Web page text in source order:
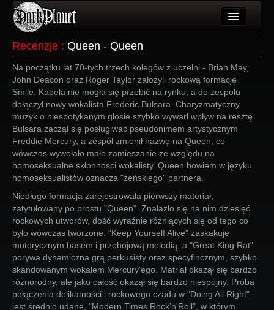
Wydarzenia
Galeria
Forum
Więcej
Login
Recenzje : Queen - Queen
Na początku lat 70-tych trzech kolegów z uczelni - Brian May,
John Deacon oraz Roger Taylor założyli rockową formację
Smile. Kapela nie mogła się przebić na rynku, a do zespołu
dołączył nowy wokalista Frederic Bulsara. Charyzmatyczny
muzyk o niespotykanym głosie szybko wywarł wpływ na resztę.
Bulsara zaczął się posługiwać pseudonimem artystycznym
Freddie Mercury, a zespół zmienił nazwę na Queen, co
wówczas wywołało małe zamieszanie ze względu na
homoseksualne skłonnosci wokalisty. Queen bowiem w języku
homoseksualistów oznacza "żeńskiego" partnera.
Niedługo formacja zarejestrowała pierwszy materiał,
zatytułowany po prostu "Queen". Znalazło się na nim dziesięć
rockowych utworów, dość wyraźnie różniących się od tego co
było wówczas tworzone. "Keep Yourself Alive" zaskakuje
motorycznym basem i przebojową melodią, a "Great King Rat"
porywa dynamiczna grą perkusisty oraz specyfincznym, szybko
skandowanym wokalem Mercury'ego. Matriał okazął się bardzo
róznorodny, ale jako całość okazął się bardzo niespójny. Próba
połączenia delikatności i rockowego czadu w "Doing All Right"
jest średnio udane, "Modern Times Rock'n'Roll", w którym